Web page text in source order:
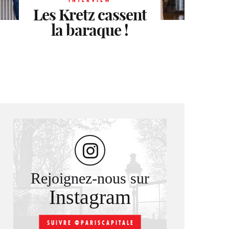
Les Kretz cassent
la baraque !
Heurgon: 160 ans
d’esprit Faubourg
me sens chez moi
à Paris »
Rejoignez-nous sur
Instagram
SUIVRE @PARISCAPITALE